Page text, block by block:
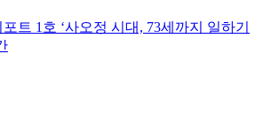
트 1호 ‘사오정 시대, 73세까지 일하기